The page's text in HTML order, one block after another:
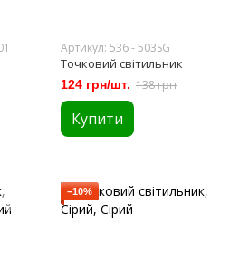
Артикул: 536 - 503SG
Точковий світильник
124 грн/шт. 138 грн
Купити
−10%